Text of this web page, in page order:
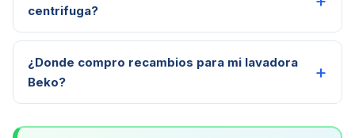
centrifuga?
¿Donde compro recambios para mi lavadora
Beko?